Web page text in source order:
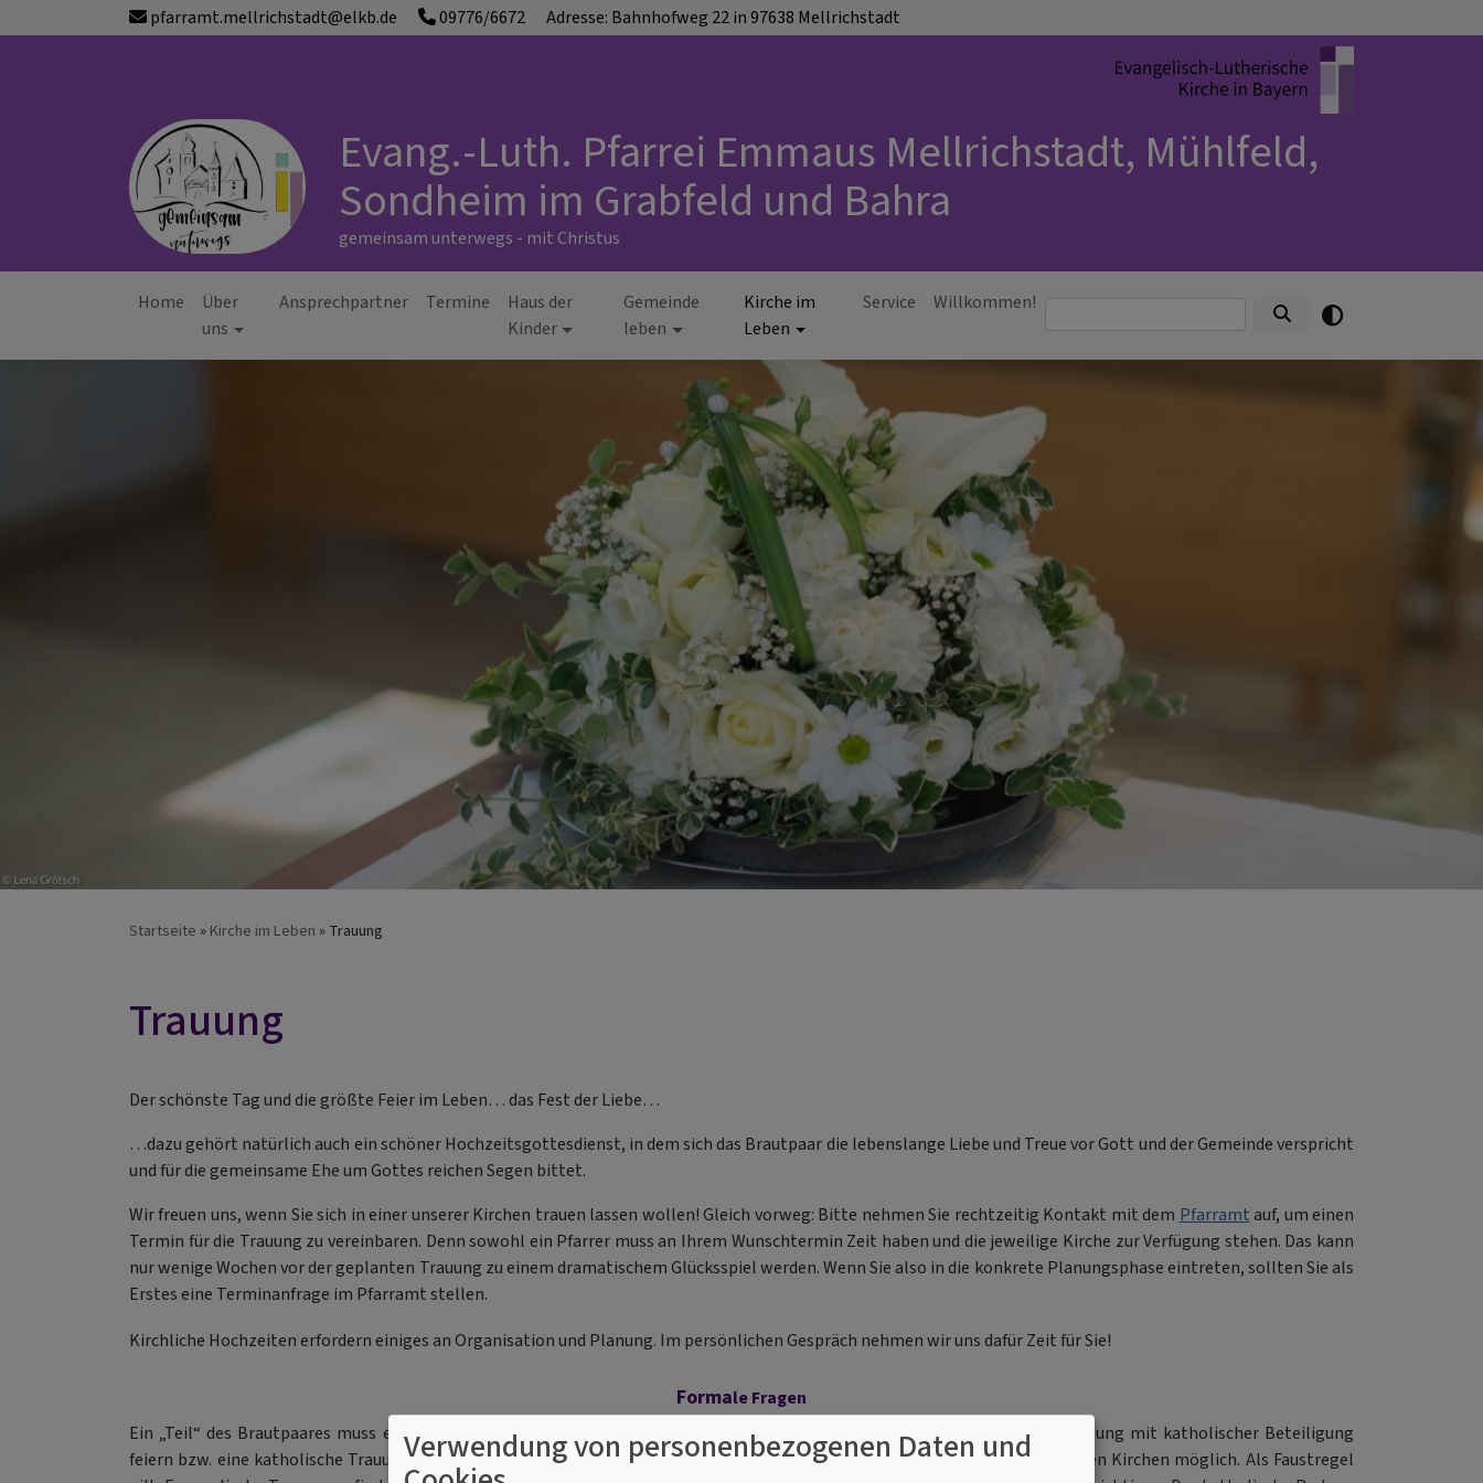
zum
pfarramt.mellrichstadt@elkb.de 09776/6672 Adresse: Bahnhofweg 22 in 97638 Mellrichstadt
Evang.-Luth. Pfarrei Emmaus Mellrichstadt, Mühlfeld,
Sondheim im Grabfeld und Bahra
gemeinsam unterwegs - mit Christus
Hauptnavigation
Home
Über
uns
Ansprechpartner Termine
Haus der
Kinder
Gemeinde
leben
Kirche im
Leben
Service Willkommen!Suche
Startseite Kirche im Leben Trauung
Trauung
Der schönste Tag und die größte Feier im Leben… das Fest der Liebe…
…dazu gehört natürlich auch ein schöner Hochzeitsgottesdienst, in dem sich das Brautpaar die lebenslange Liebe und Treue vor Gott und der Gemeinde verspricht
und für die gemeinsame Ehe um Gottes reichen Segen bittet.
Wir freuen uns, wenn Sie sich in einer unserer Kirchen trauen lassen wollen! Gleich vorweg: Bitte nehmen Sie rechtzeitig Kontakt mit dem Pfarramt auf, um einen
Termin für die Trauung zu vereinbaren. Denn sowohl ein Pfarrer muss an Ihrem Wunschtermin Zeit haben und die jeweilige Kirche zur Verfügung stehen. Das kann
nur wenige Wochen vor der geplanten Trauung zu einem dramatischem Glücksspiel werden. Wenn Sie also in die konkrete Planungsphase eintreten, sollten Sie als
Erstes eine Terminanfrage im Pfarramt stellen.
Kirchliche Hochzeiten erfordern einiges an Organisation und Planung. Im persönlichen Gespräch nehmen wir uns dafür Zeit für Sie!
Formale Fragen
Ein „Teil“ des Brautpaares muss evangelisch sein. Ist der andere Partner katholisch, können wir auch eine evangelische Trauung mit katholischer Beteiligung
feiern bzw. eine katholische Trauung mit evangelischer Beteiligung (Ökumenische Trauung). Seit 1971 ist das zwischen unseren Kirchen möglich. Als Faustregel
Verwendung von personenbezogenen Daten und